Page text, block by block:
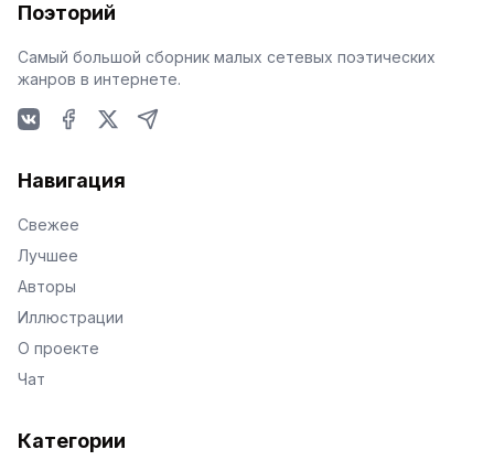
Поэторий
Самый большой сборник малых сетевых поэтических
жанров в интернете.
Навигация
Свежее
Лучшее
Авторы
Иллюстрации
О проекте
Чат
Категории